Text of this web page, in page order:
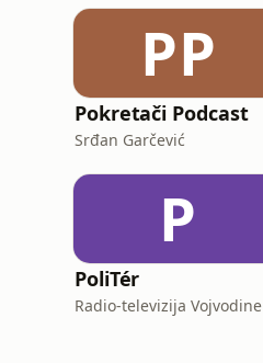
PP
Pokretači Podcast
Srđan Garčević
P
PoliTér
Radio-televizija Vojvodine